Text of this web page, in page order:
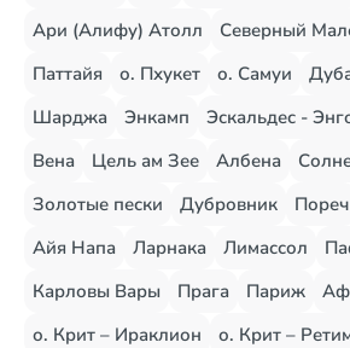
Ари (Алифу) Атолл
Северный
Паттайя
о. Пхукет о. Самуи
Шарджа
Энкамп Эскальдес -
Вена
Цель ам Зее Албена
Золотые пески
Дубровник Пореч
Айя Напа
Ларнака Лимассол
Карловы Вары
Прага Париж
о. Крит – Ираклион
о. Крит –